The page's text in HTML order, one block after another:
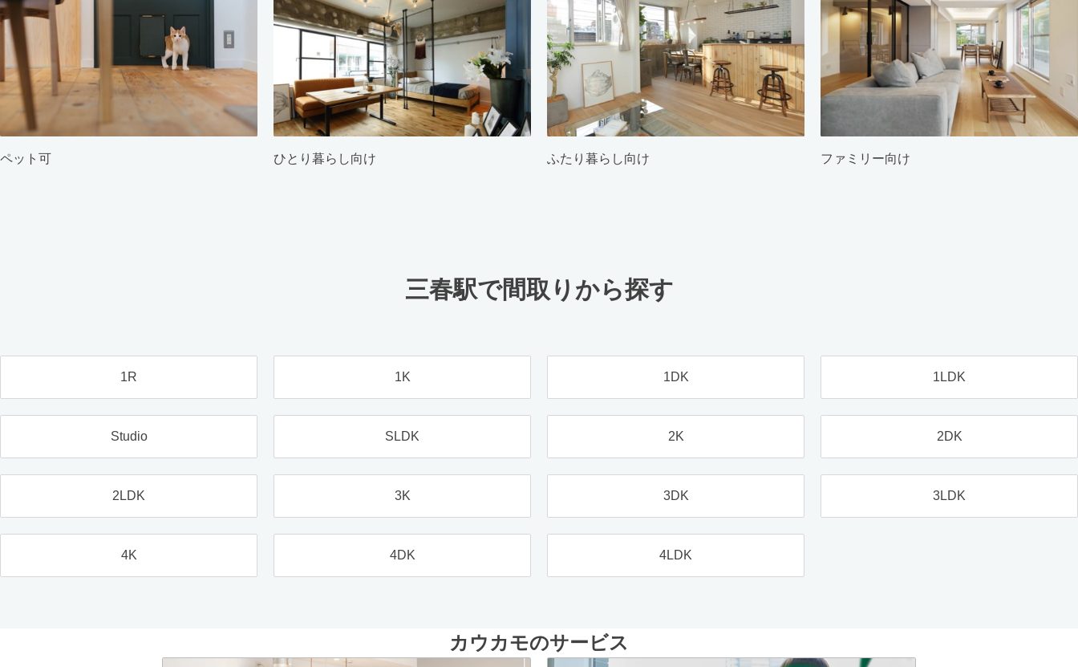
ペット可 ひとり暮らし向け ふたり暮らし向け ファミリー向け
三春駅で間取りから探す
1R 1K 1DK 1LDK
Studio SLDK 2K 2DK
2LDK 3K 3DK 3LDK
4K 4DK 4LDK
カウカモのサービス